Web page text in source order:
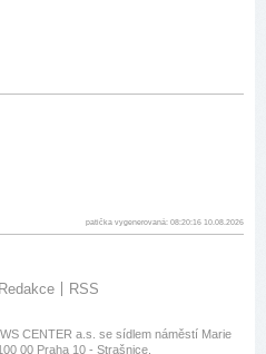
patička vygenerovaná: 08:20:16 10.08.2026
Redakce RSS
CENTER a.s. se sídlem náměstí Marie
00 Praha 10 - Strašnice,